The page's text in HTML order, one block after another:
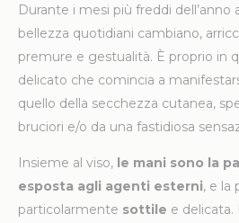
Durante i mesi più freddi dell’anno
bellezza quotidiani cambiano,
premure e gestualità. È proprio in
delicato che comincia a
quello della secchezza cutanea,
bruciori e/o da una fastidiosa
Insieme al viso, le mani sono la
esposta agli agenti esterni, e la
particolarmente sottile e